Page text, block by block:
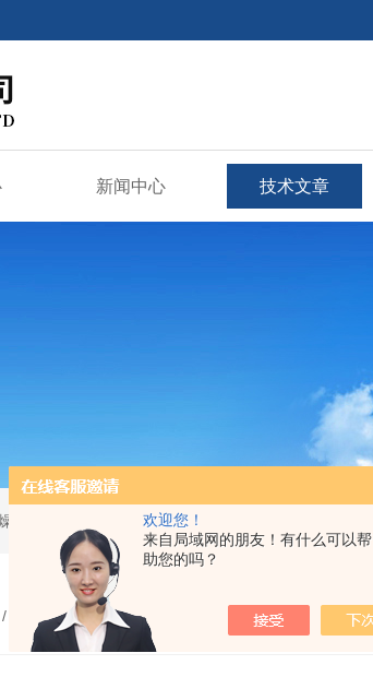
欢迎您！
来自局域网的朋友！有什么可以帮
助您的吗？
新闻中心 技术文章
,超声波粉碎机,超声波破碎仪
/ ARTICLE